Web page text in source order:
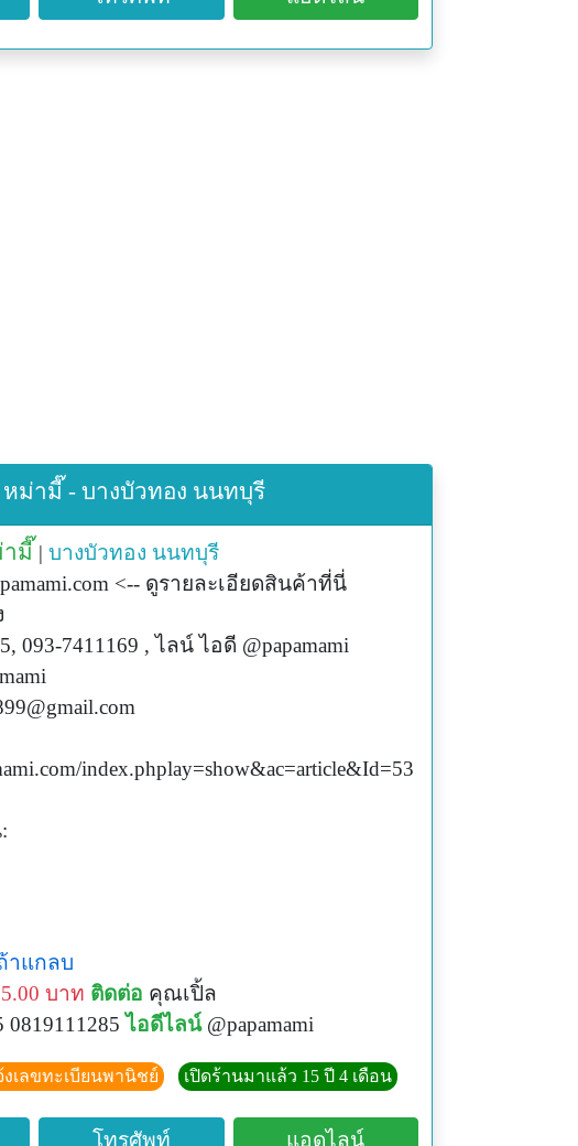
ม่ามี๊ - บางบัวทอง นนทบุรี
มี๊ | บางบัวทอง นนทบุรี
<-- ดูรายละเอียดสินค้าที่นี่
093-7411169 , ไลน์ ไอดี @papamami
index.phplay=show&ac=article&Id=53
าแกลบ
บาท ติดต่อ คุณเปิ้ล
0819111285 ไอดีไลน์ @papamami
เลขทะเบียนพานิชย์ เปิดร้านมาแล้ว 15 ปี 4 เดือน
โทรศัพท์ แอดไลน์